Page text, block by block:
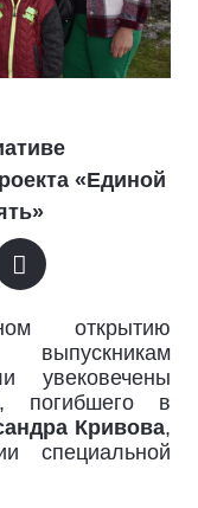
«Единой
открытию
увековечены
, погибшего в
Кривова,
специальной